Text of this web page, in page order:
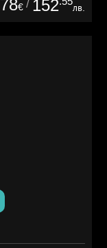
78€ / 152 лв.